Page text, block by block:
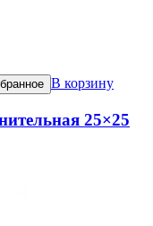
В корзину
25×25